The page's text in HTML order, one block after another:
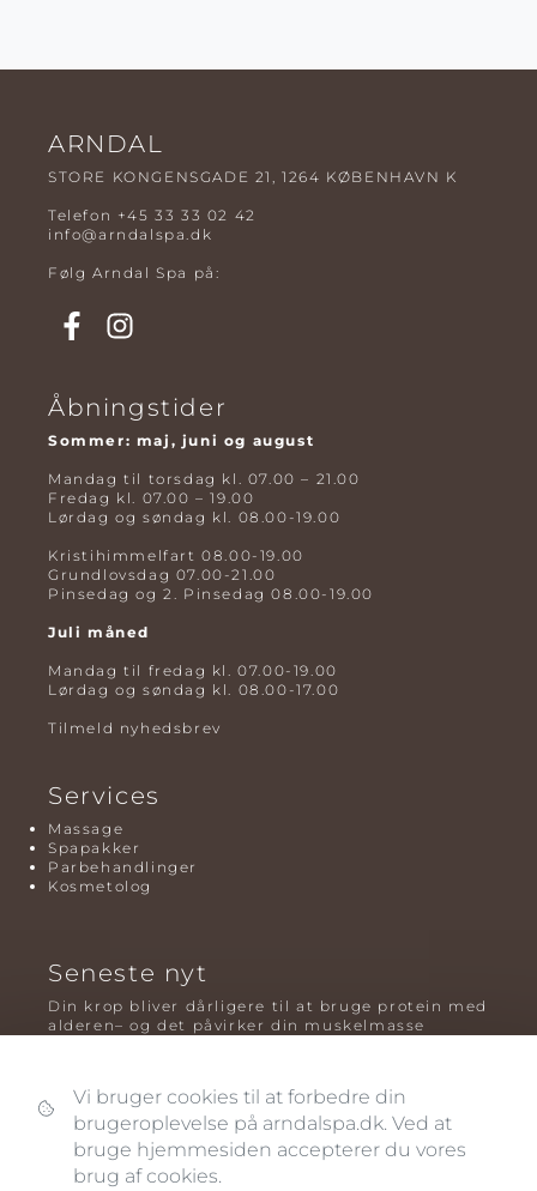
ARNDAL
STORE KONGENSGADE 21, 1264 KØBENHAVN K
Telefon +45 33 33 02 42
info@arndalspa.dk
Følg Arndal Spa på:
Åbningstider
Sommer: maj, juni og august
Mandag til torsdag kl. 07.00 – 21.00
Fredag kl. 07.00 – 19.00
Lørdag og søndag kl. 08.00-19.00
Kristihimmelfart 08.00-19.00
Grundlovsdag 07.00-21.00
Pinsedag og 2. Pinsedag 08.00-19.00
Juli måned
Mandag til fredag kl. 07.00-19.00
Lørdag og søndag kl. 08.00-17.00
Tilmeld nyhedsbrev
Services
Massage
Spapakker
Parbehandlinger
Kosmetolog
Seneste nyt
Din krop bliver dårligere til at bruge protein med
alderen– og det påvirker din muskelmasse
Plyometrisk træning: hvorfor hop kan være noget
af det mest oversete for knogler og power – før
og efter overgangsalderen
Vi bruger cookies til at forbedre din
brugeroplevelse på arndalspa.dk. Ved at
bruge hjemmesiden accepterer du vores
brug af cookies.